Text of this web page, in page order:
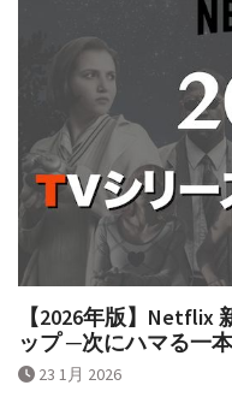
【2026年版】Netflix
ップ ─次にハマる一
23 1月 2026